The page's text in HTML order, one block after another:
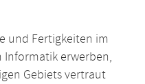
und Fertigkeiten im
Informatik erwerben,
Gebiets vertraut